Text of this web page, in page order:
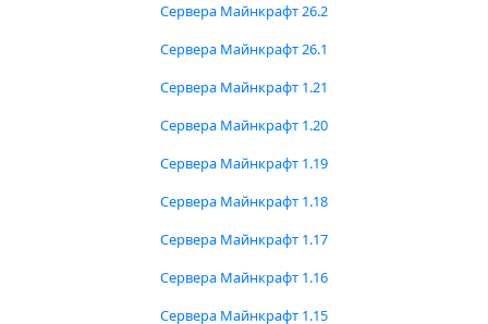
Сервера Майнкрафт 26.2
Сервера Майнкрафт 26.1
Сервера Майнкрафт 1.21
Сервера Майнкрафт 1.20
Сервера Майнкрафт 1.19
Сервера Майнкрафт 1.18
Сервера Майнкрафт 1.17
Сервера Майнкрафт 1.16
Сервера Майнкрафт 1.15